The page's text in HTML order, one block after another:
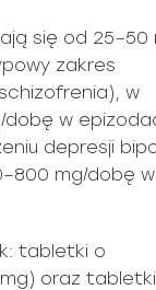
się od 25–50
zakres
w
w
depresji
mg/dobę w
tabletki o
oraz